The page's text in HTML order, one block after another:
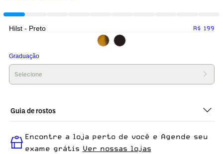
Hilst - Preto R$ 199
Graduação
Selecione
Guia de rostos
para quem busca um óculos confortável para o dia a dia.
Encontre a loja perto de você e Agende seu
exame grátis Ver nossas lojas